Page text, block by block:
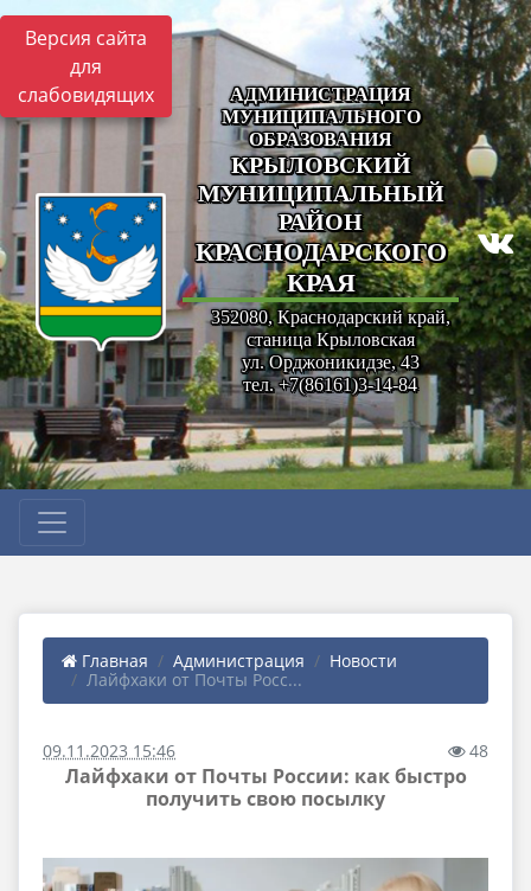
Версия сайта
для
слабовидящих
АДМИНИСТРАЦИЯ
МУНИЦИПАЛЬНОГО
ОБРАЗОВАНИЯ
КРЫЛОВСКИЙ
МУНИЦИПАЛЬНЫЙ
РАЙОН
КРАСНОДАРСКОГО
КРАЯ
352080, Краснодарский край,
станица Крыловская
ул. Орджоникидзе, 43
тел. +7(86161)3-14-84
Главная Администрация
Новости
Лайфхаки от Почты Росс...
09.11.2023 15:46 48
Лайфхаки от Почты России: как быстро
получить свою посылку